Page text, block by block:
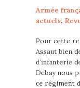
Armée
actuels,
Pour cette
Assaut bien
d’infanterie
Debay nous
ce régiment